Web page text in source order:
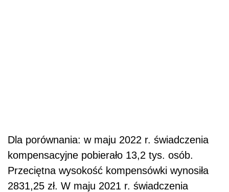
Dla porównania: w maju 2022 r. świadczenia
kompensacyjne pobierało 13,2 tys. osób.
Przeciętna wysokość kompensówki wynosiła
2831,25 zł. W maju 2021 r. świadczenia